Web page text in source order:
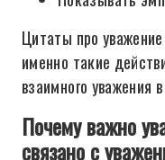
Цитаты про
именно такие
взаимного уважения
Почему важно
связано с